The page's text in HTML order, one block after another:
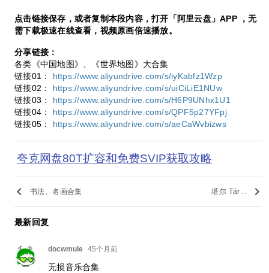
点击链接保存，或者复制本段内容，打开「阿里云盘」APP ，无
需下载极速在线查看，视频原画倍速播放。
分享链接：
各类《中国地图》、《世界地图》大合集
链接01： https://www.aliyundrive.com/s/iyKabfz1Wzp
链接02： https://www.aliyundrive.com/s/uiCiLiE1NUw
链接03： https://www.aliyundrive.com/s/H6P9UNhx1U1
链接04： https://www.aliyundrive.com/s/QPF5p27YFpj
链接05： https://www.aliyundrive.com/s/aeCaWvbizws
夸克网盘80T扩容和免费SVIP获取攻略
keyboard_arrow_left 书法、名画合集 塔尔 Tár .. keyboard_arrow_right
最新回复
docwmule 45个月前
无损音乐合集